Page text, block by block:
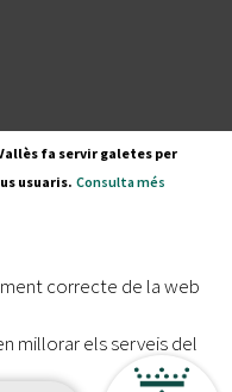
fa servir galetes per
usuaris. Consulta més
correcte de la web
millorar els serveis del